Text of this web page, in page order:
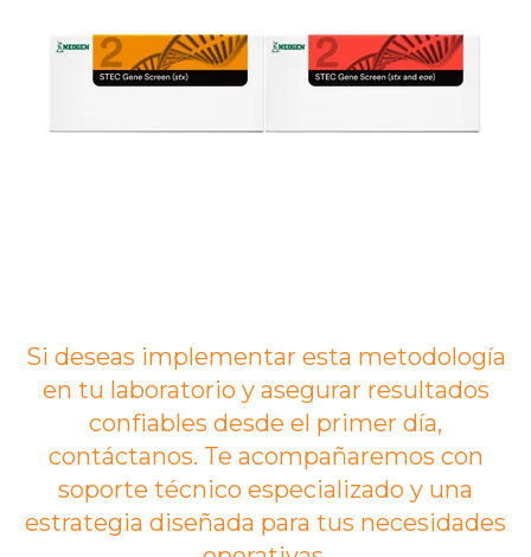
Si deseas implementar esta metodología
en tu laboratorio y asegurar resultados
confiables desde el primer día,
contáctanos. Te acompañaremos con
soporte técnico especializado y una
estrategia diseñada para tus necesidades